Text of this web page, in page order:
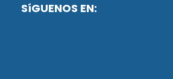
SíGUENOS EN: